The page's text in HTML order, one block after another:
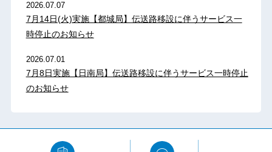
2026.07.07
7月14日(火)実施【都城局】伝送路移設に伴うサービス一
時停止のお知らせ
2026.07.01
7月8日実施【日南局】伝送路移設に伴うサービス一時停止
のお知らせ